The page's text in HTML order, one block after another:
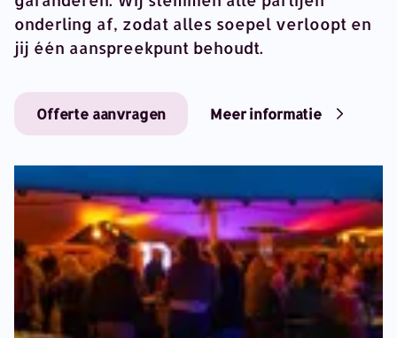
onderling af, zodat alles soepel verloopt en
jij één aanspreekpunt behoudt.
Offerte aanvragen Meer informatie